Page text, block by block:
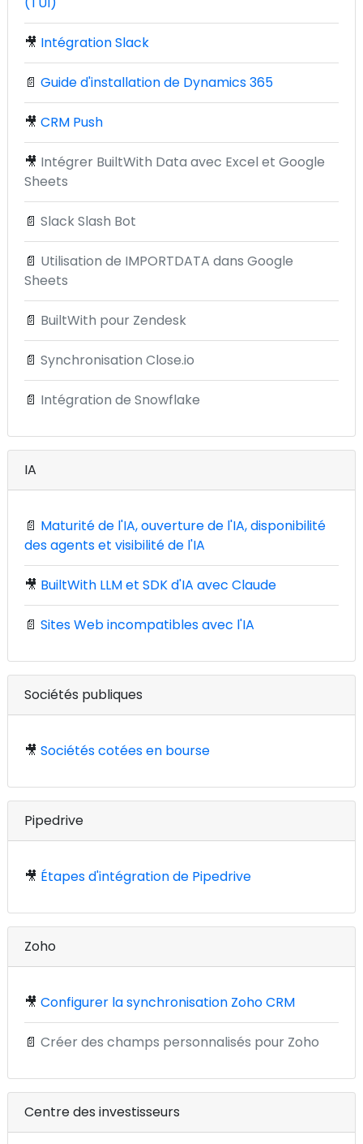
🎥 Intégration Slack
📄 Guide d'installation de Dynamics 365
🎥 CRM Push
🎥 Intégrer BuiltWith Data avec Excel et Google
Sheets
📄 Slack Slash Bot
📄 Utilisation de IMPORTDATA dans Google
Sheets
📄 BuiltWith pour Zendesk
📄 Synchronisation Close.io
📄 Intégration de Snowflake
IA
📄 Maturité de l'IA, ouverture de l'IA, disponibilité
des agents et visibilité de l'IA
🎥 BuiltWith LLM et SDK d'IA avec Claude
📄 Sites Web incompatibles avec l'IA
Sociétés publiques
🎥 Sociétés cotées en bourse
Pipedrive
🎥 Étapes d'intégration de Pipedrive
Zoho
🎥 Configurer la synchronisation Zoho CRM
📄 Créer des champs personnalisés pour Zoho
Centre des investisseurs